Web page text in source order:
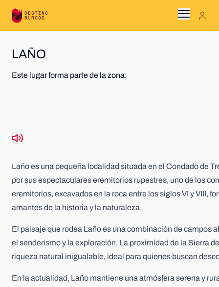
Menu
QUÉ HACER
AGENDA
LAÑO
Este lugar forma parte de la zona:
Laño es una pequeña localidad situada en el Condado de
por sus espectaculares eremitorios rupestres, uno de los
eremitorios, excavados en la roca entre los siglos VI y VIII,
amantes de la historia y la naturaleza.
El paisaje que rodea Laño es una combinación de campos
el senderismo y la exploración. La proximidad de la Sierra
riqueza natural inigualable, ideal para quienes buscan
En la actualidad, Laño mantiene una atmósfera serena y